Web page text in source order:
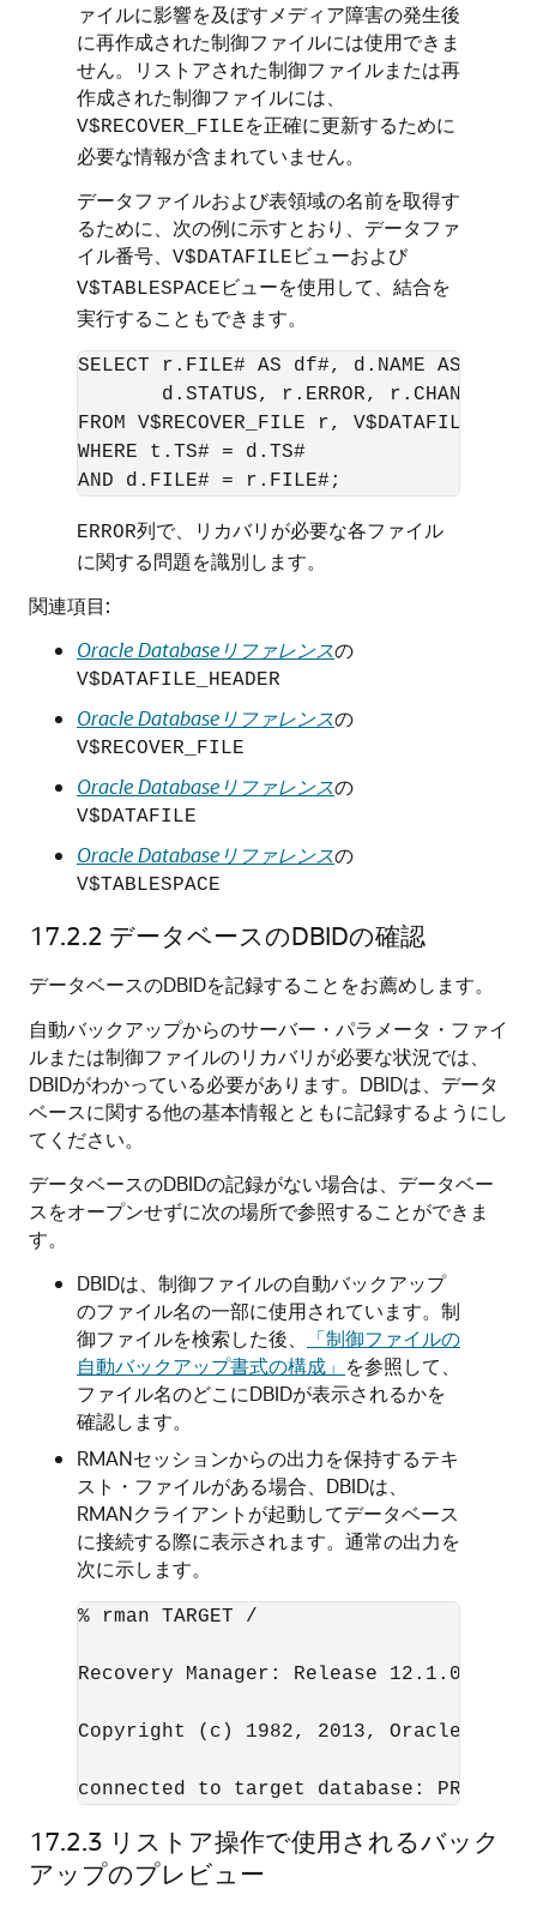
ァイルに影響を及ぼすメディア障害の発生後
に再作成された制御ファイルには使用できま
せん。リストアされた制御ファイルまたは再
作成された制御ファイルには、
V$RECOVER_FILEを正確に更新するために
必要な情報が含まれていません。
データファイルおよび表領域の名前を取得す
るために、次の例に示すとおり、データファ
イル番号、 V$DATAFILE ビューおよび
V$TABLESPACE ビューを使用して、結合を
実行することもできます。
SELECT r.FILE# AS df#, d.NAME AS
d.STATUS, r.ERROR, r.CHANGE#,
FROM V$RECOVER_FILE r, V$DATAFILE d,
WHERE t.TS# = d.TS#
ERROR列で、リカバリが必要な各ファイル
に関する問題を識別します。
関連項目:
Oracle Databaseリファレンスの
V$DATAFILE_HEADER
Oracle Databaseリファレンスの
V$RECOVER_FILE
Oracle Databaseリファレンスの
V$DATAFILE
Oracle Databaseリファレンスの
V$TABLESPACE
17.2.2 データベースのDBIDの確認
データベースのDBIDを記録することをお薦めします。
自動バックアップからのサーバー・パラメータ・ファイ
ルまたは制御ファイルのリカバリが必要な状況では、
DBIDがわかっている必要があります。DBIDは、データ
ベースに関する他の基本情報とともに記録するようにし
てください。
データベースのDBIDの記録がない場合は、データベー
スをオープンせずに次の場所で参照することができま
す。
DBIDは、制御ファイルの自動バックアップ
のファイル名の一部に使用されています。制
御ファイルを検索した後、
「制御ファイルの
自動バックアップ書式の構成」 を参照して、
ファイル名のどこにDBIDが表示されるかを
確認します。
RMANセッションからの出力を保持するテキ
スト・ファイルがある場合、DBIDは、
RMANクライアントが起動してデータベース
に接続する際に表示されます。通常の出力を
次に示します。
% rman TARGET /
Recovery Manager: Release 12.1.0.1.0
Copyright (c) 1982, 2013, Oracle
connected to target database: PROD (
17.2.3 リストア操作で使用されるバック
アップのプレビュー